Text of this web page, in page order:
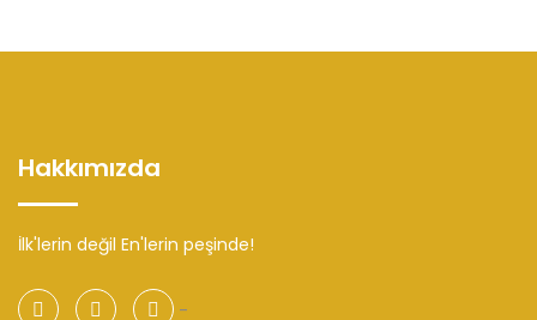
Hakkımızda
İlk'lerin değil En'lerin peşinde!
-